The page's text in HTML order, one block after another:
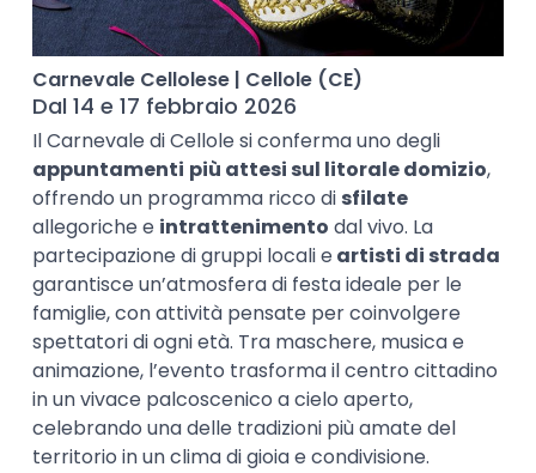
Carnevale Cellolese | Cellole (CE)
Dal 14 e 17 febbraio 2026
Il Carnevale di Cellole si conferma uno degli
appuntamenti più attesi sul litorale domizio,
offrendo un programma ricco di sfilate
allegoriche e intrattenimento dal vivo. La
partecipazione di gruppi locali e artisti di strada
garantisce un’atmosfera di festa ideale per le
famiglie, con attività pensate per coinvolgere
spettatori di ogni età. Tra maschere, musica e
animazione, l’evento trasforma il centro cittadino
in un vivace palcoscenico a cielo aperto,
celebrando una delle tradizioni più amate del
territorio in un clima di gioia e condivisione.